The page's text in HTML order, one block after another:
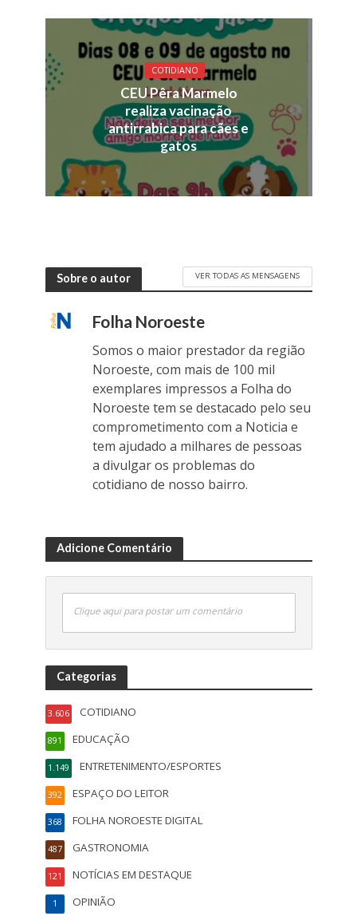
COTIDIANO
CEU Pêra Marmelo
realiza vacinação
antirrabica para cães e
gatos
Sobre o autor VER TODAS AS MENSAGENS
Folha Noroeste
Somos o maior prestador da região
Noroeste, com mais de 100 mil
exemplares impressos a Folha do
Noroeste tem se destacado pelo seu
comprometimento com a Noticia e
tem ajudado a milhares de pessoas
a divulgar os problemas do
cotidiano de nosso bairro.
Adicione Comentário
Clique aqui para postar um comentário
Categorias
COTIDIANO
3.606
EDUCAÇÃO
891
ENTRETENIMENTO/ESPORTES
1.149
ESPAÇO DO LEITOR
392
FOLHA NOROESTE DIGITAL
368
GASTRONOMIA
487
NOTÍCIAS EM DESTAQUE
121
OPINIÃO
1